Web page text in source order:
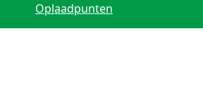
Oplaadpunten